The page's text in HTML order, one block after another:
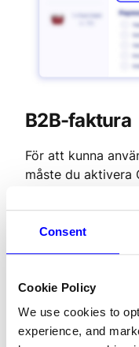
Consent
Cookie Policy
We use cookies to
experience, and
B2B-faktura
För att kunna
måste du aktivera
Vissa
kundens